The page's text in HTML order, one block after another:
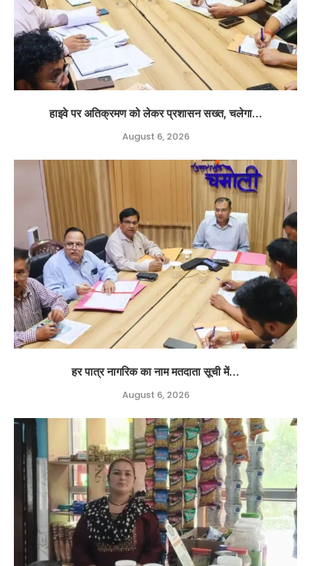
हाइवे पर अतिक्रमण को लेकर प्रशासन सख्त, चलेगा...
August 6, 2026
हर पात्र नागरिक का नाम मतदाता सूची में...
August 6, 2026